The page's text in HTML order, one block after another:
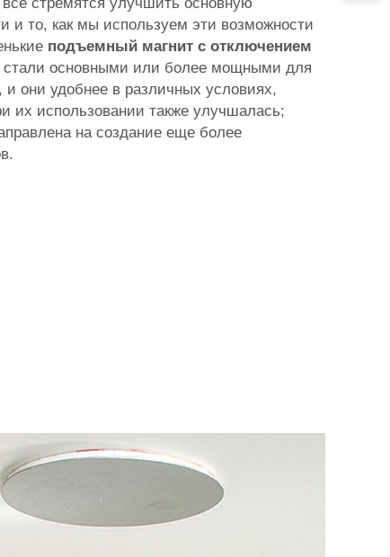
и то, как мы используем эти возможности
подъемный магнит с отключением
стали основными или более мощными для
и они удобнее в различных условиях,
их использовании также улучшалась;
на создание еще более